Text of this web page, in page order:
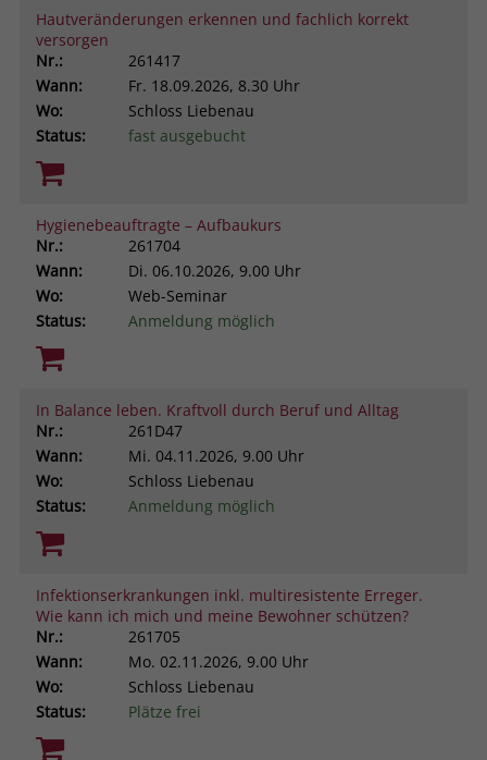
Hautveränderungen erkennen und fachlich korrekt
versorgen
Nr.:
261417
Wann:
Fr. 18.09.2026, 8.30 Uhr
Wo:
Schloss Liebenau
Status:
fast ausgebucht
Hygienebeauftragte – Aufbaukurs
Nr.:
261704
Wann:
Di. 06.10.2026, 9.00 Uhr
Wo:
Web-Seminar
Status:
Anmeldung möglich
In Balance leben. Kraftvoll durch Beruf und Alltag
Nr.:
261D47
Wann:
Mi. 04.11.2026, 9.00 Uhr
Wo:
Schloss Liebenau
Status:
Anmeldung möglich
Infektionserkrankungen inkl. multiresistente Erreger.
Wie kann ich mich und meine Bewohner schützen?
Nr.:
261705
Wann:
Mo. 02.11.2026, 9.00 Uhr
Wo:
Schloss Liebenau
Status:
Plätze frei